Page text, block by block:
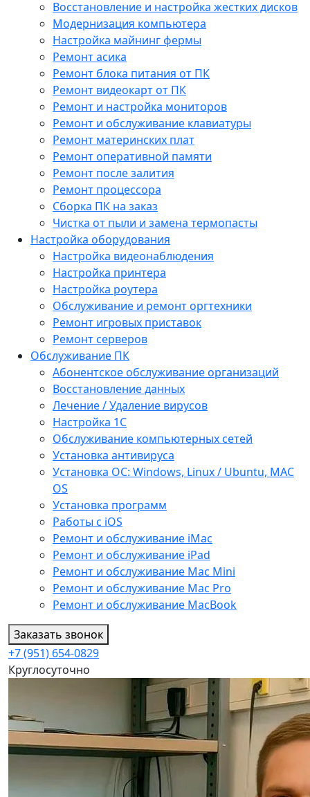
Восстановление и настройка жестких дисков
Модернизация компьютера
Настройка майнинг фермы
Ремонт асика
Ремонт блока питания от ПК
Ремонт видеокарт от ПК
Ремонт и настройка мониторов
Ремонт и обслуживание клавиатуры
Ремонт материнских плат
Ремонт оперативной памяти
Ремонт после залития
Ремонт процессора
Сборка ПК на заказ
Чистка от пыли и замена термопасты
Настройка оборудования
Настройка видеонаблюдения
Настройка принтера
Настройка роутера
Обслуживание и ремонт оргтехники
Ремонт игровых приставок
Ремонт серверов
Обслуживание ПК
Абонентское обслуживание организаций
Восстановление данных
Лечение / Удаление вирусов
Настройка 1С
Обслуживание компьютерных сетей
Установка антивируса
Установка ОС: Windows, Linux / Ubuntu, МАС
OS
Установка программ
Работы с iOS
Ремонт и обслуживание iMac
Ремонт и обслуживание iPad
Ремонт и обслуживание Mac Mini
Ремонт и обслуживание Mac Pro
Ремонт и обслуживание MacBook
Заказать звонок
+7 (951) 654-0829
Круглосуточно